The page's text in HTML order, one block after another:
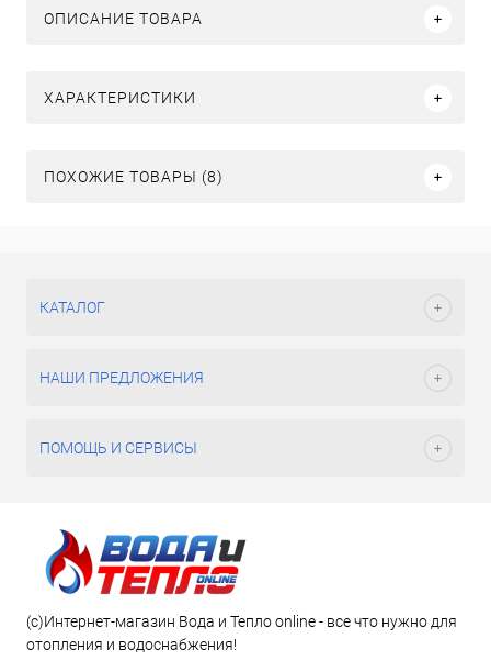
ОПИСАНИЕ ТОВАРА
ХАРАКТЕРИСТИКИ
ПОХОЖИЕ ТОВАРЫ (8)
КАТАЛОГ
НАШИ ПРЕДЛОЖЕНИЯ
ПОМОЩЬ И СЕРВИСЫ
(c)Интернет-магазин Вода и Тепло online - все что нужно для
отопления и водоснабжения!